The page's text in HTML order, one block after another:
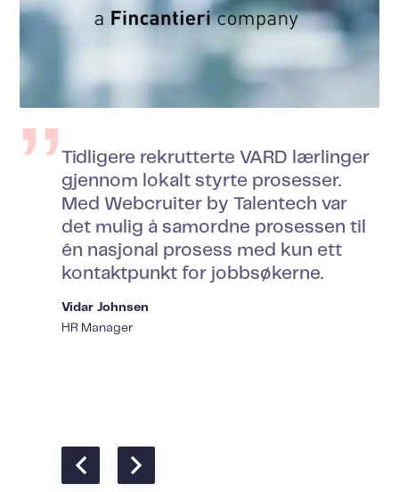
Tidligere rekrutterte VARD lærlinger
gjennom lokalt styrte prosesser.
Med Webcruiter by Talentech var
det mulig å samordne prosessen til
én nasjonal prosess med kun ett
kontaktpunkt for jobbsøkerne.
Vidar Johnsen
HR Manager